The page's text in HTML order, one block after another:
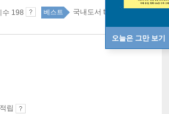
오늘은 그만 보기
수 198 베스트 국내도서 top100 4주
립